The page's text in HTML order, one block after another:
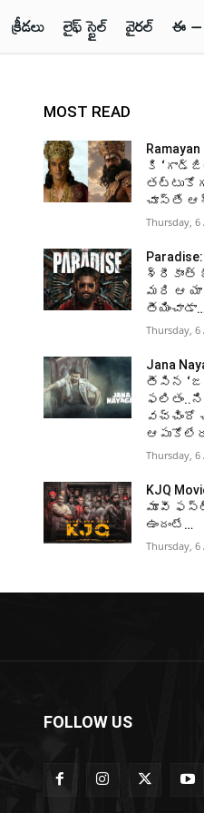
క్రీడలు లైఫ్ స్టైల్ వైరల్ ఈ
MOST READ
కి
చూస్తే
Thursday, 6
శ్రీకాంత్
మరి ఆ
తీయించాడా…
Thursday, 6
Jana
తీసిన
వచ్చిందో
Thursday, 6
KJQ
మూవీ
ఉందంటే…
Thursday, 6
FOLLOW US